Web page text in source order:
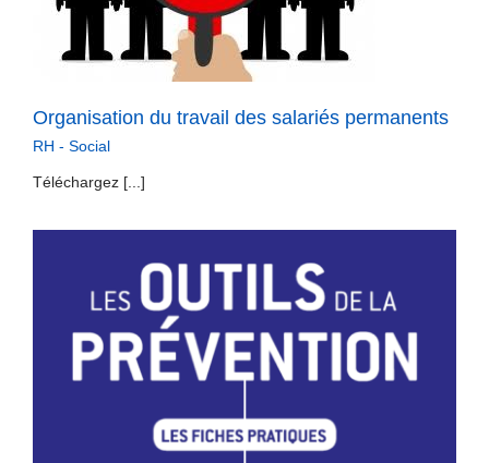
Organisation du travail des salariés permanents
RH - Social
Téléchargez [...]